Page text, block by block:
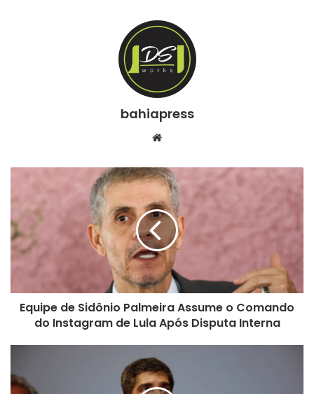
bahiapress
te
Equipe de Sidônio Palmeira Assume o Comando
do Instagram de Lula Após Disputa Interna